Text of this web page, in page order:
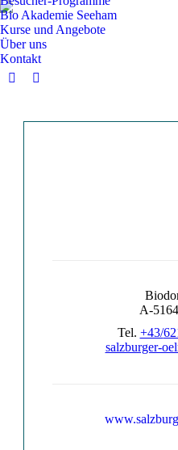
Bio Akademie Seeham
Kurse und Angebote
Über uns
Kontakt
Facebook
opens
Instagram
opens
A-
Tel. +43/
salzburger-